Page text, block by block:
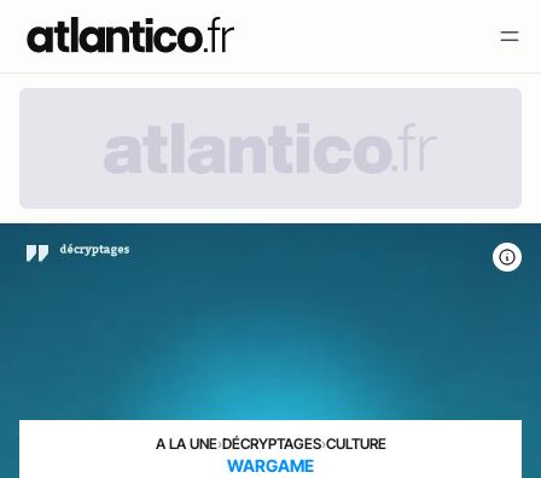
A LA UNE›DÉCRYPTAGES›CULTURE
WARGAME